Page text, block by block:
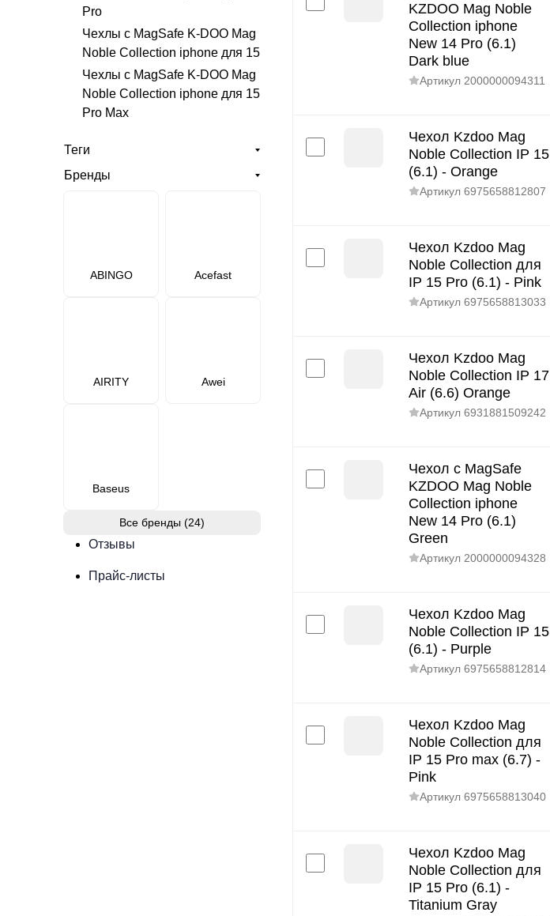
Pro
Чехлы с MagSafe K-DOO Mag
Noble Collection iphone для 15
Чехлы с MagSafe K-DOO Mag
Noble Collection iphone для 15
Pro Max
Теги
Бренды
ABINGO Acefast
AIRITY Awei
Baseus
Все бренды (24)
Отзывы
Прайс-листы
KZDOO Mag Noble
Collection iphone
New 14 Pro (6.1)
Dark blue
Артикул 2000000094311
Чехол Kzdoo Mag
Noble Collection IP 15
(6.1) - Orange
Артикул 6975658812807
Чехол Kzdoo Mag
Noble Collection для
IP 15 Pro (6.1) - Pink
Артикул 6975658813033
Чехол Kzdoo Mag
Noble Collection IP 17
Air (6.6) Orange
Артикул 6931881509242
Чехол с MagSafe
KZDOO Mag Noble
Collection iphone
New 14 Pro (6.1)
Green
Артикул 2000000094328
Чехол Kzdoo Mag
Noble Collection IP 15
(6.1) - Purple
Артикул 6975658812814
Чехол Kzdoo Mag
Noble Collection для
IP 15 Pro max (6.7) -
Pink
Артикул 6975658813040
Чехол Kzdoo Mag
Noble Collection для
IP 15 Pro (6.1) -
Titanium Gray